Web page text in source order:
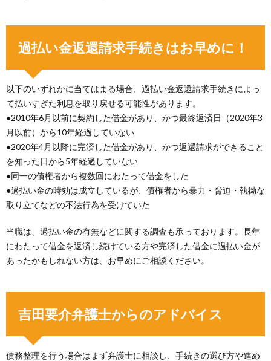
過払い金返還請求手続きはお早めに！
以下のいずれかに当てはまる場合、過払い金返還請求手続きによっ
て払いすぎた利息を取り戻せる可能性があります。
●2010年6月以前に契約した借金があり、かつ最終返済日（2020年3
月以前）から10年経過していない
●2020年4月以降に完済した借金があり、かつ返還請求ができること
を知った日から5年経過していない
●同一の債権者から複数回にわたって借金をした
●過払い金の時効は成立しているが、債権者から暴力・脅迫・執拗な
取り立てなどの不法行為を受けていた
当職は、過払い金の有無などに関する調査も承っております。長年
にわたって借金を返済し続けている方や完済した借金に過払い金が
あったかもしれない方は、お早めにご相談ください。
吉田要介弁護士からのアドバイス
債務整理を行う場合はまず弁護士に相談し、手続きの選び方や進め